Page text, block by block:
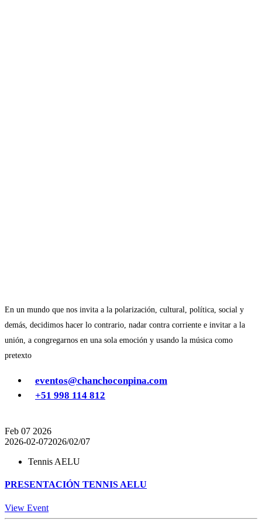
En un mundo que nos invita a la polarización, cultural, política, social y
demás, decidimos hacer lo contrario, nadar contra corriente e invitar a la
unión, a congregarnos en una sola emoción y usando la música como
pretexto
eventos@chanchoconpina.com
+51 998 114 812
Feb 07 2026
2026-02-072026/02/07
Tennis AELU
PRESENTACIÓN TENNIS AELU
View Event